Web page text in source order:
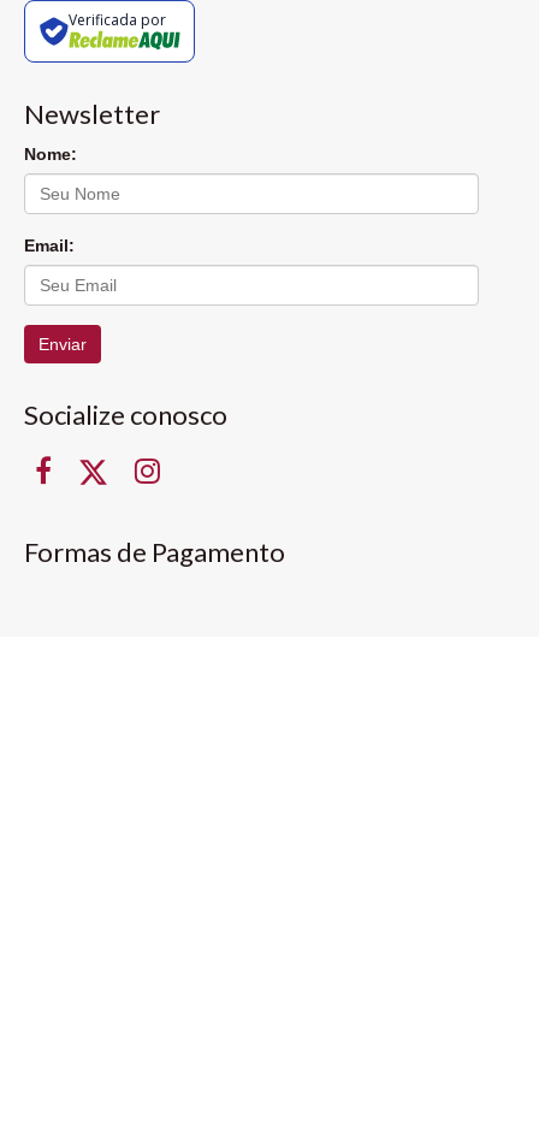
Verificada por
Newsletter
Nome:
Email:
Enviar
Socialize conosco
Formas de Pagamento